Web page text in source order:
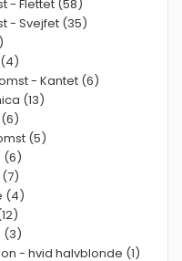
- Flettet (58)
- Svejfet (35)
- Kantet (6)
(13)
(5)
(6)
(4)
(3)
- hvid halvblonde (1)